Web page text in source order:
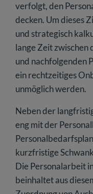
verfolgt, den
decken. Um dieses
und strategisch
lange Zeit
und nachfolgenden
ein rechtzeitiges
unmöglich werden.
Neben der
eng mit der
kurzfristige
Die Personalarbeit
beinhaltet aus